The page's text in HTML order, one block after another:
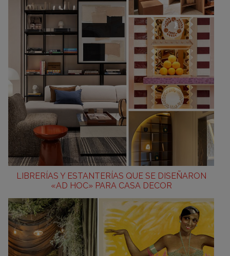
LIBRERÍAS Y ESTANTERÍAS QUE SE DISEÑARON
«AD HOC» PARA CASA DECOR